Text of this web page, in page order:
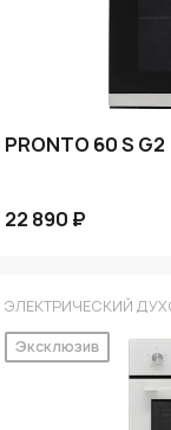
PRONTO 60 S G2
22 890 ₽
ЭЛЕКТРИЧЕСКИЙ
Эксклюзив